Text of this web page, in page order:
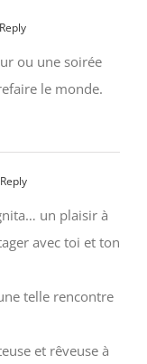
le monde.
avec toi et ton
telle rencontre
et rêveuse à